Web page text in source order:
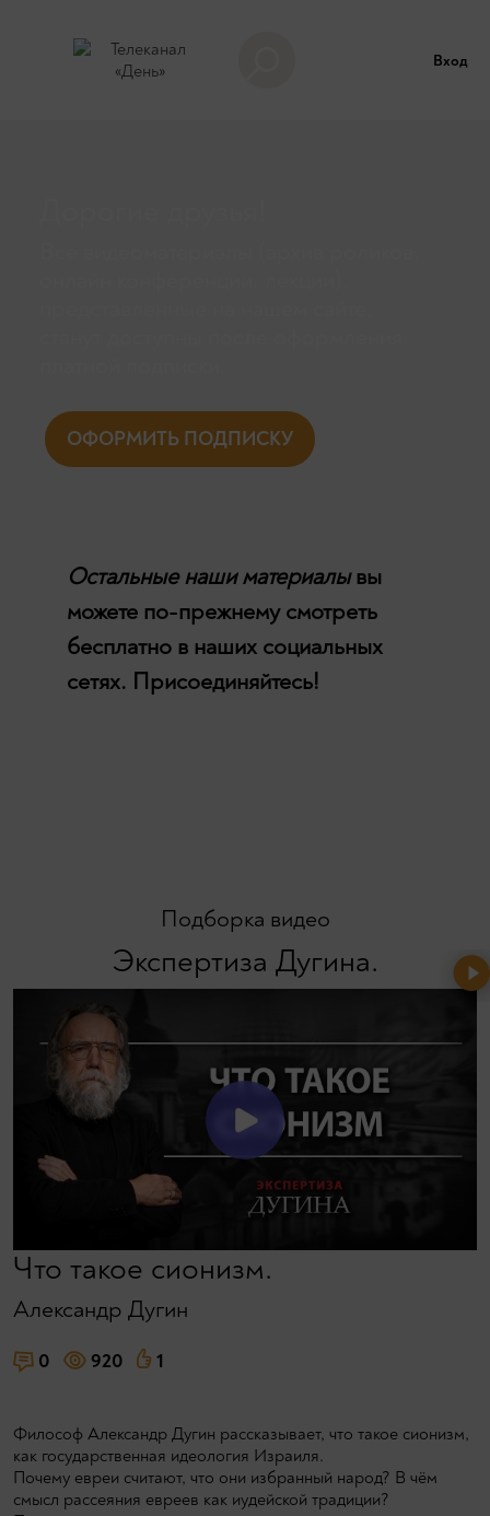
Вход
ОФОРМИТЬ ПОДПИСКУ
Остальные наши материалывы
можете по-прежнему смотреть
бесплатно в наших социальных
сетях. Присоединяйтесь!
Подборка видео
Экспертиза Дугина.
Что такое сионизм.
Александр Дугин
0 920 1
Философ Александр Дугин рассказывает, что такое сионизм,
как государственная идеология Израиля.
Почему евреи считают, что они избранный народ? В чём
смысл рассеяния евреев как иудейской традиции?